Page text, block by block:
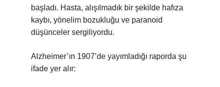
başladı. Hasta, alışılmadık bir şekilde hafıza
kaybı, yönelim bozukluğu ve paranoid
düşünceler sergiliyordu.
Alzheimer’ın 1907’de yayımladığı raporda şu
ifade yer alır: